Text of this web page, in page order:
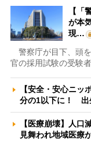
【「
が本
現…
警察庁が目下、頭
官の採用試験の受験
【安全・安心ニッ
分の1以下に！
【医療崩壊】人口
見舞われ地域医